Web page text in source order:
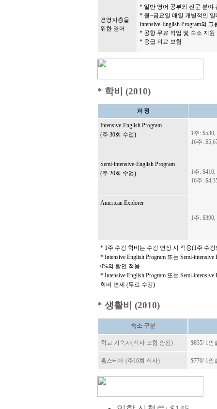
경영자층을
위한 영어
* 일반 영어 공부와 전문 분야
* 월~금요일 매일 개별적인 일
Intensive-English Program의
* 공항 무료 픽업 및 숙소 지원
* 응급 의료 보험
* 학비 (2010)
과 정
Intensive-English Program
(주 30회 수업)
1주:
16주:
Semi-intensive-English Program
(주 20회 수업)
1주:
16주:
American Explorer
1주:
* 1주 수강 학비는 수강 연장 시 적용(1주 수
* Intensive English Program 또는 Semi-
0%의 할인 적용
* Intensive English Program 또는 Semi-
학비 면제 (무료 수강)
* 생활비 (2010)
숙소 구분
학교 기숙사(식사 포함 안됨) $835/ 1인
홈스테이 (주16회 식사) $770/ 1인